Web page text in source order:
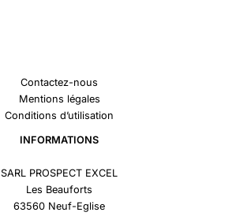
Contactez-nous
Mentions légales
Conditions d’utilisation
INFORMATIONS
SARL PROSPECT EXCEL
Les Beauforts
63560 Neuf-Eglise